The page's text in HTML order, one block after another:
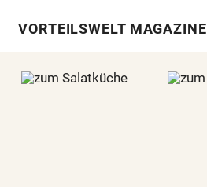
VORTEILSWELT MAGAZINE